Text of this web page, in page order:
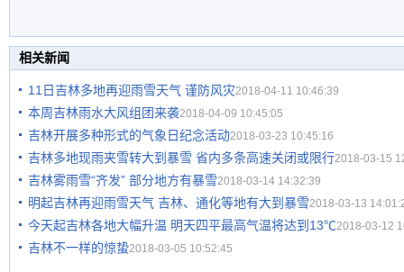
相关新闻
11日吉林多地再迎雨雪天气 谨防风灾2018-04-11 10:46:39
本周吉林雨水大风组团来袭2018-04-09 10:45:05
吉林开展多种形式的气象日纪念活动2018-03-23 10:45:16
吉林多地现雨夹雪转大到暴雪 省内多条高速关闭或限行2018-03-15
吉林雾雨雪“齐发” 部分地方有暴雪2018-03-14 14:32:39
明起吉林再迎雨雪天气 吉林、通化等地有大到暴雪2018-03-13
今天起吉林各地大幅升温 明天四平最高气温将达到13℃2018-03-12
吉林不一样的惊蛰2018-03-05 10:52:45